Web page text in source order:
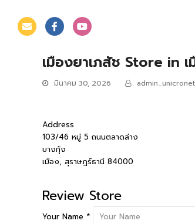
เมืองยาเภสัช Store in เ
มีนาคม 30, 2026 admin_unicronet
Address
103/46 หมู่ 5 ถนนตลาดล่าง
บางกุ้ง
เมือง, สุราษฎร์ธานี 84000
Review Store
Your Name *